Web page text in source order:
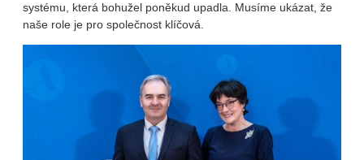
systému, která bohužel poněkud upadla. Musíme ukázat, že
naše role je pro společnost klíčová.